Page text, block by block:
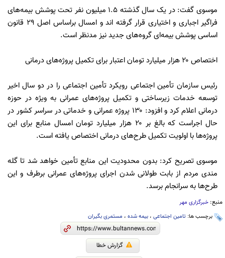
موسوی گفت: در یک سال گذشته ۱.۵ میلیون نفر تحت پوشش بیمه‌های
فراگیر اجباری و اختیاری قرار گرفته اند و امسال براساس اصل ۲۹ قانون
اساسی پوشش بیمه‌ای گروه‌های جدید نیز مدنظر است.
اختصاص ۲۰ هزار میلیارد تومان اعتبار برای تکمیل پروژه‌های درمانی
رئیس سازمان تأمین اجتماعی رویکرد تأمین اجتماعی را در دو سال اخیر
توسعه خدمات زیرساختی و تکمیل پروژه‌های عمرانی به ویژه در حوزه
درمانی اعلام کرد و افزود: ۱۳۰ پروژه عمرانی و خدماتی در سراسر کشور در
حال اجراست که بالغ بر ۲۰ هزار میلیارد تومان امسال منابع برای این
پروژه‌ها با اولویت تکمیل طرح‌های درمانی اختصاص یافته است.
موسوی تصریح کرد: بدون محدودیت این منابع تأمین خواهد شد تا گله
مندی مردم از بابت طولانی شدن اجرای پروژه‌های عمرانی برطرف و این
طرح‌ها به سرانجام برسد.
منبع: خبرگزاری مهر
برچسب ها: تامین اجتماعی ، بیمه شده ، مستمری بگیران
گزارش خطا